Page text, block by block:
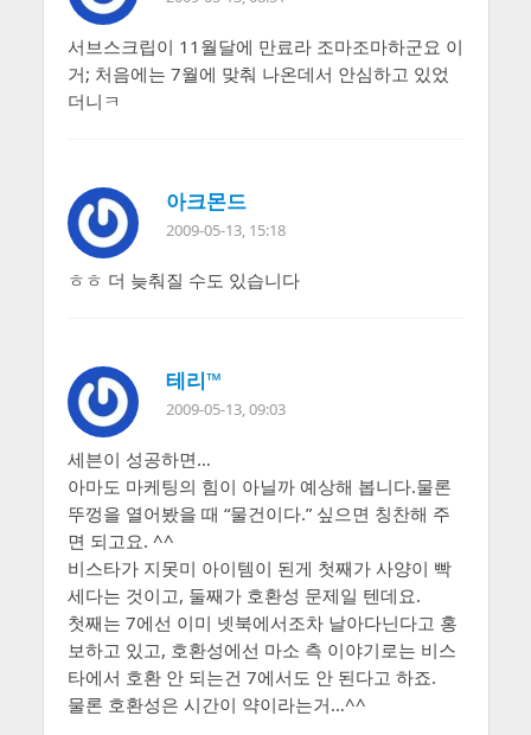
서브스크립이 11월달에 만료라 조마조마하군요 이
거; 처음에는 7월에 맞춰 나온데서 안심하고 있었
더니ㅋ
아크몬드
2009-05-13, 15:18
ㅎㅎ 더 늦춰질 수도 있습니다
테리™
2009-05-13, 09:03
세븐이 성공하면…
아마도 마케팅의 힘이 아닐까 예상해 봅니다.물론
뚜껑을 열어봤을 때 “물건이다.” 싶으면 칭찬해 주
면 되고요. ^^
비스타가 지못미 아이템이 된게 첫째가 사양이 빡
세다는 것이고, 둘째가 호환성 문제일 텐데요.
첫째는 7에선 이미 넷북에서조차 날아다닌다고 홍
보하고 있고, 호환성에선 마소 측 이야기로는 비스
타에서 호환 안 되는건 7에서도 안 된다고 하죠.
물론 호환성은 시간이 약이라는거…^^